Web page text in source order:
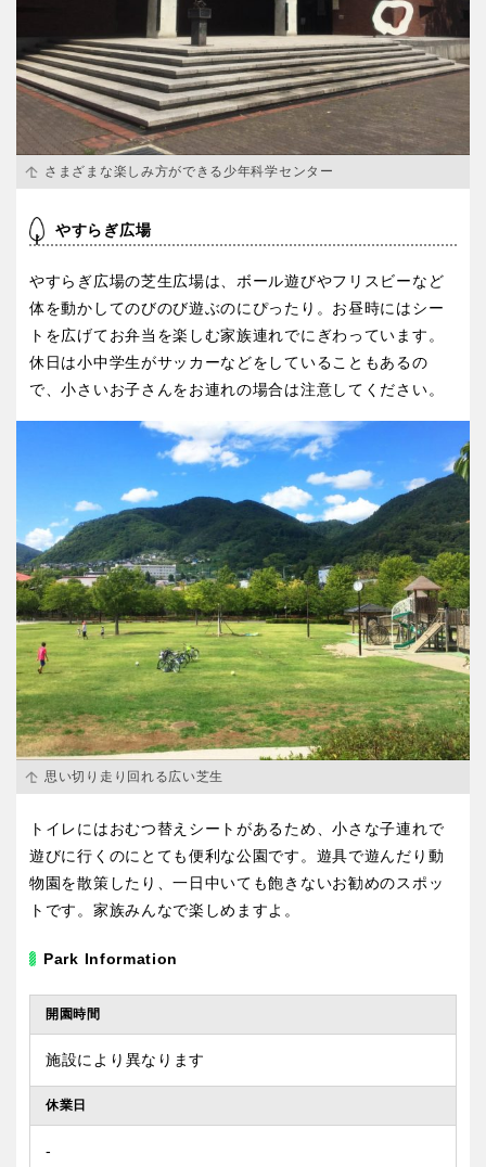
さまざまな楽しみ方ができる少年科学センター
やすらぎ広場
やすらぎ広場の芝生広場は、ボール遊びやフリスビーなど
体を動かしてのびのび遊ぶのにぴったり。お昼時にはシー
トを広げてお弁当を楽しむ家族連れでにぎわっています。
休日は小中学生がサッカーなどをしていることもあるの
で、小さいお子さんをお連れの場合は注意してください。
思い切り走り回れる広い芝生
トイレにはおむつ替えシートがあるため、小さな子連れで
遊びに行くのにとても便利な公園です。遊具で遊んだり動
物園を散策したり、一日中いても飽きないお勧めのスポッ
トです。家族みんなで楽しめますよ。
Park Information
開園時間
施設により異なります
休業日
‐